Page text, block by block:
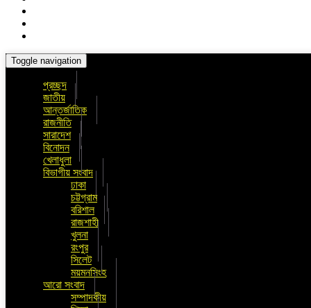
Toggle navigation
প্রচ্ছদ
জাতীয়
আন্তর্জাতিক
রাজনীতি
সারাদেশ
বিনোদন
খেলাধুলা
বিভাগীয় সংবাদ
ঢাকা
চট্টগ্রাম
বরিশাল
রাজশাহী
খুলনা
রংপুর
সিলেট
ময়মনসিংহ
আরো সংবাদ
সম্পাদকীয়